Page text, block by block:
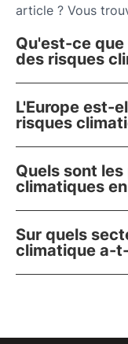
article ? Vous
Qu'est-ce
des risques
L'Europe est-
risques
Quels sont
climatiques
Sur quels
climatique a-